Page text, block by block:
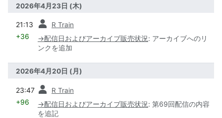
2026年4月23日 (木)
21:13 R Train
+36 →配信日およびアーカイブ販売状況: アーカイブへのリ
ンクを追加
2026年4月20日 (月)
23:47 R Train
+96 →配信日およびアーカイブ販売状況: 第69回配信の内容
を追記